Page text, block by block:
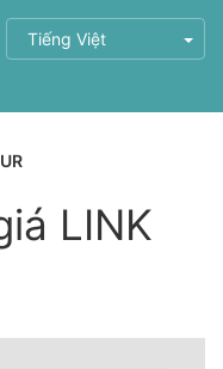
Tiếng Việt
LINK